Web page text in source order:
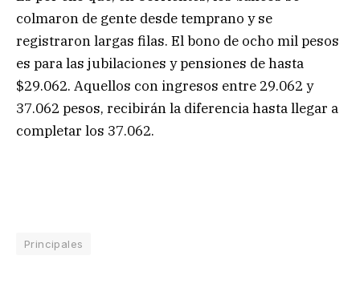
colmaron de gente desde temprano y se
registraron largas filas. El bono de ocho mil pesos
es para las jubilaciones y pensiones de hasta
$29.062. Aquellos con ingresos entre 29.062 y
37.062 pesos, recibirán la diferencia hasta llegar a
completar los 37.062.
Principales